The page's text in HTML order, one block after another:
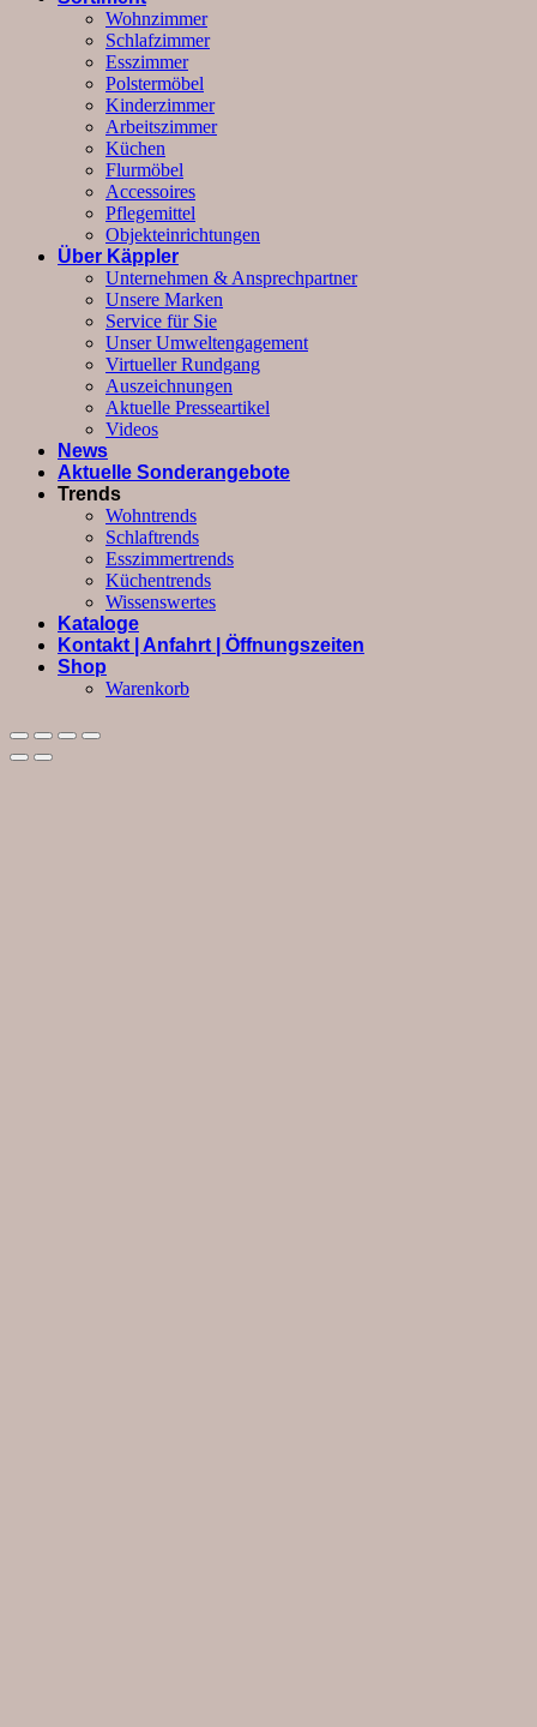
Wohnzimmer
Schlafzimmer
Esszimmer
Polstermöbel
Kinderzimmer
Arbeitszimmer
Küchen
Flurmöbel
Accessoires
Pflegemittel
Objekteinrichtungen
Über Käppler
Unternehmen & Ansprechpartner
Unsere Marken
Service für Sie
Unser Umweltengagement
Virtueller Rundgang
Auszeichnungen
Aktuelle Presseartikel
Videos
News
Aktuelle Sonderangebote
Trends
Wohntrends
Schlaftrends
Esszimmertrends
Küchentrends
Wissenswertes
Kataloge
Kontakt | Anfahrt | Öffnungszeiten
Shop
Warenkorb